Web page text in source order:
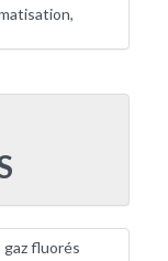
fluorés